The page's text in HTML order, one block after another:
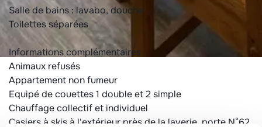
Salle de bains : lavabo, douche
Toilettes séparées
Informations complémentaires :
Animaux refusés
Appartement non fumeur
Equipé de couettes 1 double et 2 simple
Chauffage collectif et individuel
Casiers à skis à l'extérieur près de la laverie, porte N°62